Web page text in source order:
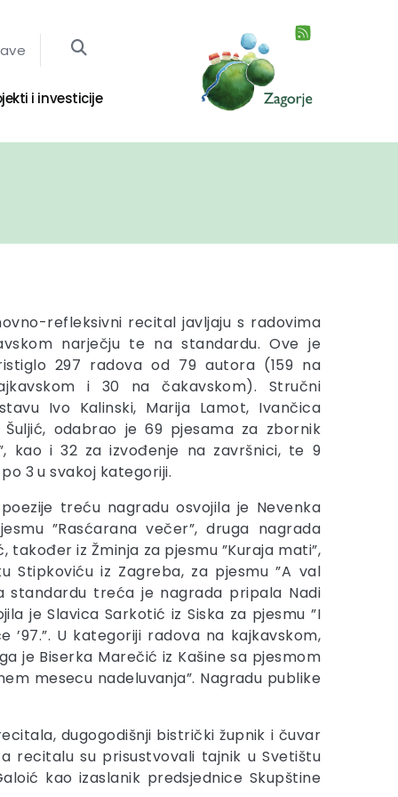
i investicije
refleksivni recital javljaju s radovima
narječju te na standardu. Ove je
297 radova od 79 autora (159 na
i 30 na čakavskom). Stručni
Ivo Kalinski, Marija Lamot, Ivančica
odabrao je 69 pjesama za zbornik
kao i 32 za izvođenje na završnici, te 9
3 u svakoj kategoriji.
treću nagradu osvojila je Nevenka
”Rasćarana večer”, druga nagrada
također iz Žminja za pjesmu ”Kuraja mati”,
Stipkoviću iz Zagreba, za pjesmu ”A val
standardu treća je nagrada pripala Nadi
je Slavica Sarkotić iz Siska za pjesmu ”I
’97.”. U kategoriji radova na kajkavskom,
je Biserka Marečić iz Kašine sa pjesmom
mesecu nadeluvanja”. Nagradu publike
dugogodišnji bistrički župnik i čuvar
recitalu su prisustvovali tajnik u Svetištu
kao izaslanik predsjednice Skupštine